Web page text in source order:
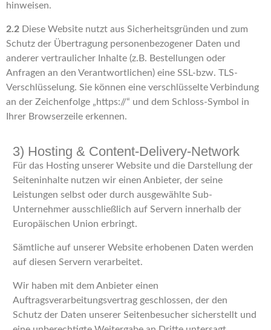
hinweisen.
2.2 Diese Website nutzt aus Sicherheitsgründen und zum
Schutz der Übertragung personenbezogener Daten und
anderer vertraulicher Inhalte (z.B. Bestellungen oder
Anfragen an den Verantwortlichen) eine SSL-bzw. TLS-
Verschlüsselung. Sie können eine verschlüsselte Verbindung
an der Zeichenfolge „https://“ und dem Schloss-Symbol in
Ihrer Browserzeile erkennen.
3) Hosting & Content-Delivery-Network
Für das Hosting unserer Website und die Darstellung der
Seiteninhalte nutzen wir einen Anbieter, der seine
Leistungen selbst oder durch ausgewählte Sub-
Unternehmer ausschließlich auf Servern innerhalb der
Europäischen Union erbringt.
Sämtliche auf unserer Website erhobenen Daten werden
auf diesen Servern verarbeitet.
Wir haben mit dem Anbieter einen
Auftragsverarbeitungsvertrag geschlossen, der den
Schutz der Daten unserer Seitenbesucher sicherstellt und